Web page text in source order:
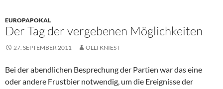
EUROPAPOKAL
Der Tag der vergebenen Möglichkeiten
27. SEPTEMBER 2011 OLLI KNIEST
Bei der abendlichen Besprechung der Partien war das eine
oder andere Frustbier notwendig, um die Ereignisse der